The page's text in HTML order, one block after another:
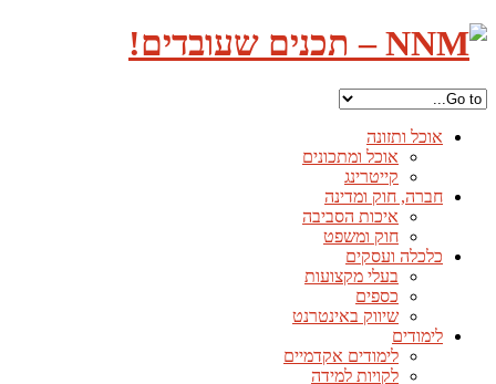
אוכל ותזונה
אוכל ומתכונים
קייטרינג
חברה, חוק ומדינה
איכות הסביבה
חוק ומשפט
כלכלה ועסקים
בעלי מקצועות
כספים
שיווק באינטרנט
לימודים
לימודים אקדמיים
לקויות למידה